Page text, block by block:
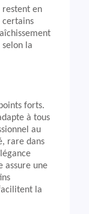
restent en
certains
selon la
forts.
à tous
au
rare dans
assure une
la